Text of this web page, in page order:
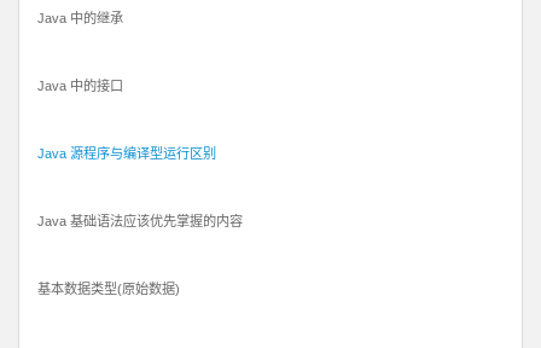
Java 中的继承
Java 中的接口
Java 源程序与编译型运行区别
Java 基础语法应该优先掌握的内容
基本数据类型(原始数据)